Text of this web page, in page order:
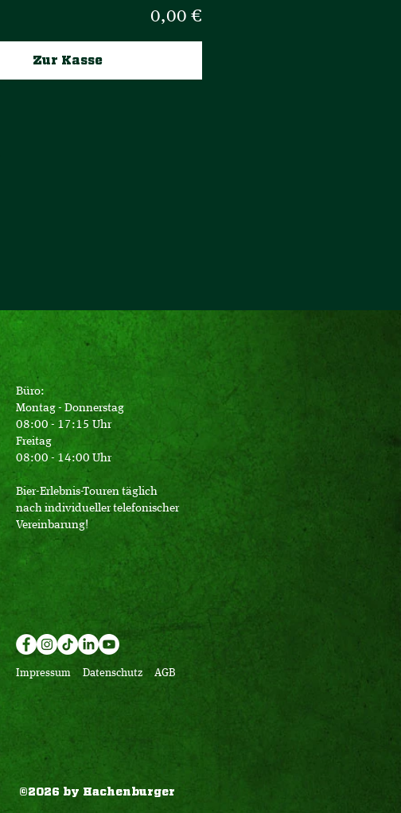
0,00 €
Zur Kasse
Büro:
Montag - Donnerstag
08:00 - 17:15 Uhr
Freitag
08:00 - 14:00 Uhr
Bier-Erlebnis-Touren täglich
nach individueller telefonischer
Vereinbarung!
Impressum
Datenschutz AGB
©2026 by Hachenburger